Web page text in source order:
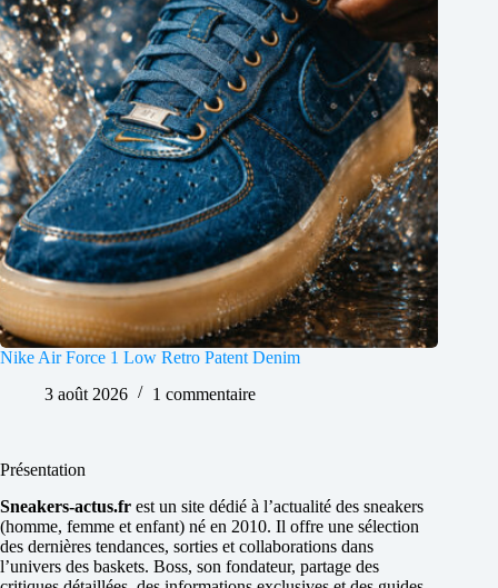
Nike Air Force 1 Low Retro Patent Denim
3 août 2026
1 commentaire
Présentation
Sneakers-actus.fr est un site dédié à l’actualité des sneakers
(homme, femme et enfant) né en 2010. Il offre une sélection
des dernières tendances, sorties et collaborations dans
l’univers des baskets. Boss, son fondateur, partage des